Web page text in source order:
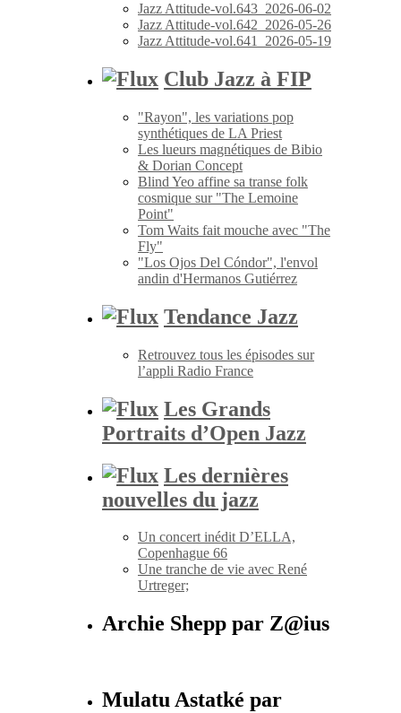
Jazz Attitude-vol.643_2026-06-02
Jazz Attitude-vol.642_2026-05-26
Jazz Attitude-vol.641_2026-05-19
Club Jazz à FIP
"Rayon", les variations pop
synthétiques de LA Priest
Les lueurs magnétiques de Bibio
& Dorian Concept
Blind Yeo affine sa transe folk
cosmique sur "The Lemoine
Point"
Tom Waits fait mouche avec "The
Fly"
"Los Ojos Del Cóndor", l'envol
andin d'Hermanos Gutiérrez
Tendance Jazz
Retrouvez tous les épisodes sur
l’appli Radio France
Les Grands
Portraits d’Open Jazz
Les dernières
nouvelles du jazz
Un concert inédit D’ELLA,
Copenhague 66
Une tranche de vie avec René
Urtreger;
Archie Shepp par Z@ius
Mulatu Astatké par